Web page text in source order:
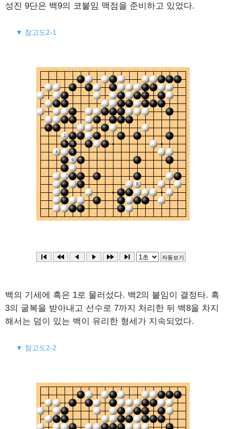
성진 9단은 백9의 코붙임 맥점을 준비하고 있었다.
▼ 참고도2-1
백의 기세에 흑은 1로 물러섰다. 백2의 붙임이 결정타. 흑
3의 굴복을 받아내고 선수로 7까지 처리한 뒤 백8을 차지
해서는 덤이 있는 백이 유리한 형세가 지속되었다.
▼ 참고도2-2